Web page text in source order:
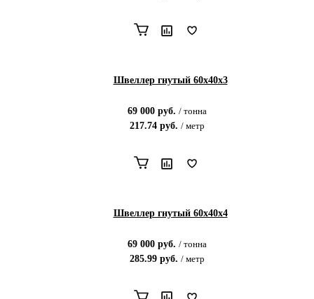
Швеллер гнутый 60х40х3
69 000руб. / тонна
217.74руб. / метр
Швеллер гнутый 60х40х4
69 000руб. / тонна
285.99руб. / метр